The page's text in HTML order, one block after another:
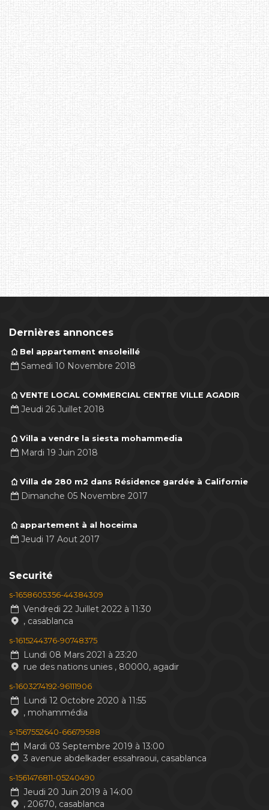
Dernières annonces
Bel appartement ensoleillé
Samedi 10 Novembre 2018
VENTE LOCAL COMMERCIAL CENTRE VILLE AGADIR
Jeudi 26 Juillet 2018
Villa a vendre la siesta mohammedia
Mardi 19 Juin 2018
Villa de 280 m2 dans Résidence gardée à Californie
Dimanche 05 Novembre 2017
appartement à al hoceima
Jeudi 17 Aout 2017
Securité
s-1658605356-44384309
Vendredi 22 Juillet 2022 à 11:30
, casablanca
s-1615244376-90748375
Lundi 08 Mars 2021 à 23:20
rue des nations unies , 80000, agadir
s-1603274192-96111906
Lundi 12 Octobre 2020 à 11:55
, mohammédia
s-1567552640-66679588
Mardi 03 Septembre 2019 à 13:00
3 avenue abdelkader essahraoui, casablanca
s-1561476811-05240490
Jeudi 20 Juin 2019 à 14:00
, 20670, casablanca